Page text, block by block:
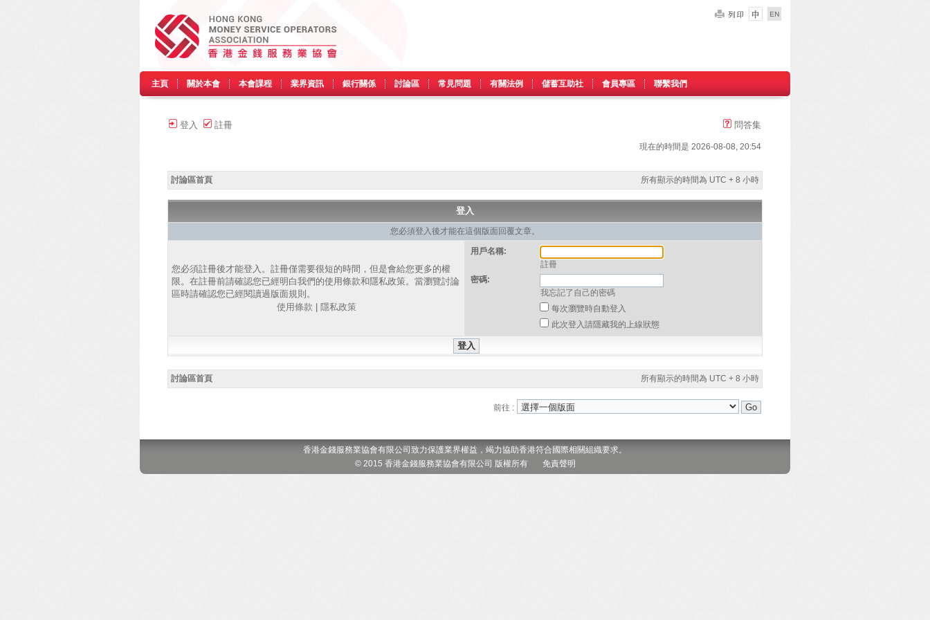
主頁 關於本會 本會課程 業界資訊 銀行關係 討論區 常見問題 有關法例 儲蓄互助社 會員專區 聯繫我們
登入 註冊 問答集
現在的時間是 2026-08-08, 20:54
討論區首頁 所有顯示的時間為 UTC + 8 小時
登入
您必須登入後才能在這個版面回覆文章。
您必須註冊後才能登入。註冊僅需要很短的時間，但是會給您更多的權
限。在註冊前請確認您已經明白我們的使用條款和隱私政策。當瀏覽討論
區時請確認您已經閱讀過版面規則。
使用條款
隱私政策
用戶名稱:
註冊
密碼:
我忘記了自己的密碼
每次瀏覽時自動登入
此次登入請隱藏我的上線狀態
討論區首頁 所有顯示的時間為 UTC + 8 小時
前往 :
香港金錢服務業協會有限公司致力保護業界權益，竭力協助香港符合國際相關組織要求。
© 2015 香港金錢服務業協會有限公司 版權所有 免責聲明